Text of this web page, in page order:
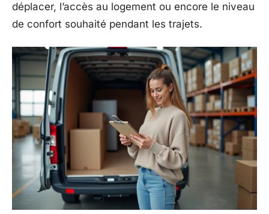
déplacer, l’accès au logement ou encore le niveau
de confort souhaité pendant les trajets.